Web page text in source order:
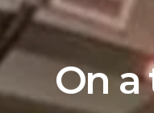
On a